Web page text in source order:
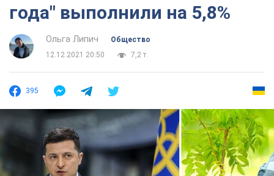
года" выполнили на 5,8%
Ольга Липич
Общество
12.12.2021 20:50
7,2 т.
395